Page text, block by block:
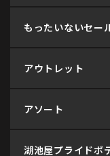
もったいないセー
アウトレット
アソート
湖池屋プライドポ